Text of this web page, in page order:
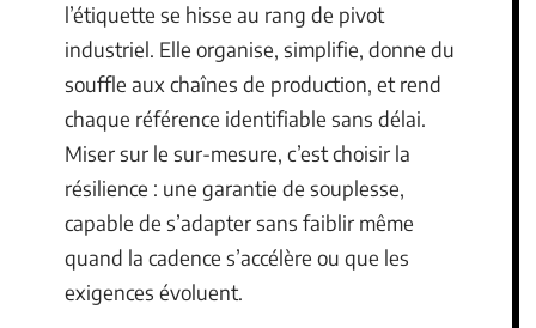
l’étiquette se hisse au rang de pivot
industriel. Elle organise, simplifie, donne du
souffle aux chaînes de production, et rend
chaque référence identifiable sans délai.
Miser sur le sur-mesure, c’est choisir la
résilience : une garantie de souplesse,
capable de s’adapter sans faiblir même
quand la cadence s’accélère ou que les
exigences évoluent.